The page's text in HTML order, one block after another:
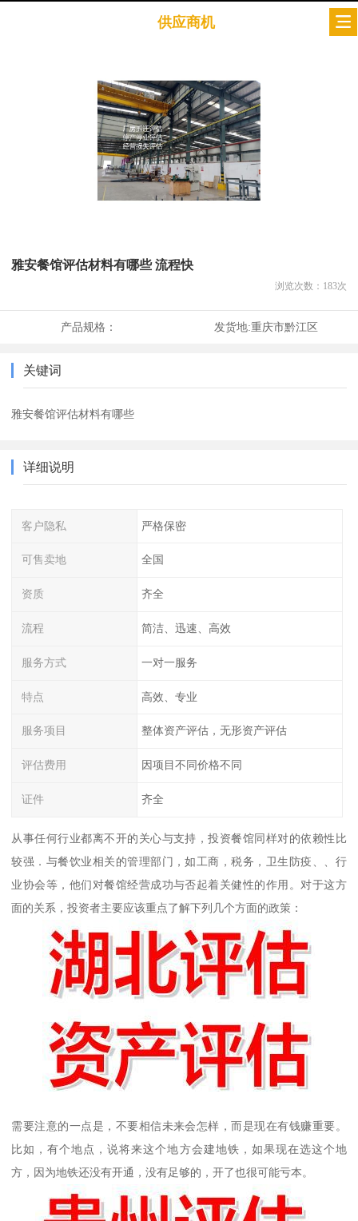
供应商机
雅安餐馆评估材料有哪些 流程快
浏览次数： 183次
产品规格： 发货地:重庆市黔江区
关键词
雅安餐馆评估材料有哪些
详细说明
客户隐私 严格保密
可售卖地 全国
资质 齐全
流程 简洁、迅速、高效
服务方式 一对一服务
特点 高效、专业
服务项目 整体资产评估，无形资产评估
评估费用 因项目不同价格不同
证件 齐全
从事任何行业都离不开的关心与支持，投资餐馆同样对的依赖性比
较强．与餐饮业相关的管理部门，如工商，税务，卫生防疫、、行
业协会等，他们对餐馆经营成功与否起着关健性的作用。对于这方
面的关系，投资者主要应该重点了解下列几个方面的政策：
需要注意的一点是，不要相信未来会怎样，而是现在有钱赚重要。
比如，有个地点，说将来这个地方会建地铁，如果现在选这个地
方，因为地铁还没有开通，没有足够的，开了也很可能亏本。